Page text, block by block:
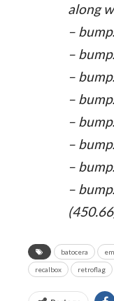
along
–
–
–
–
–
–
–
–
batocera
recalbox retroflag